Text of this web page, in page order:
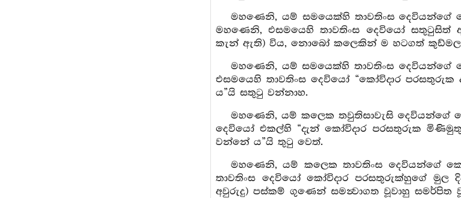
මහණෙනි, යම් සමයෙක්හි තාවතිංස
මහණෙනි, එසමයෙහි තාවතිංස දෙවියෝ සතුටුසිත්
කැන් ඇති) විය, නොබෝ කලෙකින් ම හටගත්
මහණෙනි, යම් සමයෙක්හි තාවතිංස දෙවියන්ගේ
එසමයෙහි තාවතිංස දෙවියෝ “කෝවිදාර
ය”යි සතුටු වන්නාහ.
මහණෙනි, යම් කලෙක තවුතිසාවැසි දෙවියන්ගේ
දෙවියෝ එකල්හි “දැන් කෝවිදාර පරසතුරුක
වන්නේ ය”යි තුටු වෙත්.
මහණෙනි, යම් කලෙක තාවතිංස දෙවියන්ගේ
තාවතිංස දෙවියෝ කෝවිදාර පරසතුරුක්හුගේ මුල
අවුරුදු) පස්කම් ගුණෙන් සමන්‍වාගත වූවාහු සමර්පිත